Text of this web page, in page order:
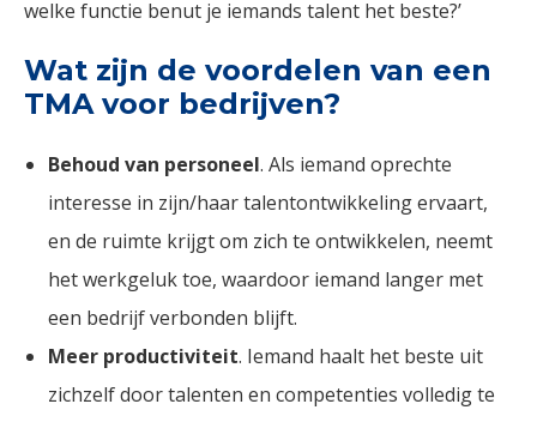
welke functie benut je iemands talent het beste?’
Wat zijn de voordelen van een
TMA voor bedrijven?
Behoud van personeel. Als iemand oprechte
interesse in zijn/haar talentontwikkeling ervaart,
en de ruimte krijgt om zich te ontwikkelen, neemt
het werkgeluk toe, waardoor iemand langer met
een bedrijf verbonden blijft.
Meer productiviteit. Iemand haalt het beste uit
zichzelf door talenten en competenties volledig te